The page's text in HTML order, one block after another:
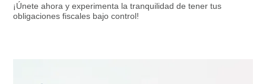
¡Únete ahora y experimenta la tranquilidad de tener tus
obligaciones fiscales bajo control!